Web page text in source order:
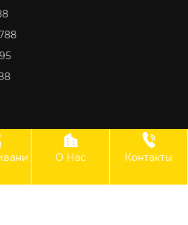
международными цепями поставок

О Нас

Контакты